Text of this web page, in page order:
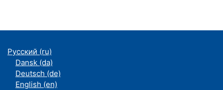
Русский ‎(ru)‎
Dansk ‎(da)‎
Deutsch ‎(de)‎
English ‎(en)‎